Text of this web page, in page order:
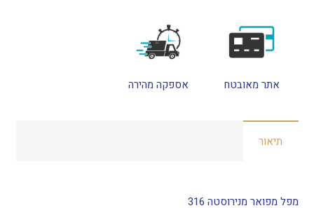
אתר מאובטח אספקה מהירה
תיאור
מפל מפואר מנירוסטה 316